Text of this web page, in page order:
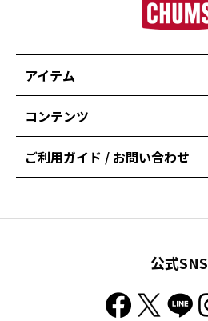
アイテム
コンテンツ
ご利用ガイド / お問い合わせ
公式SNS